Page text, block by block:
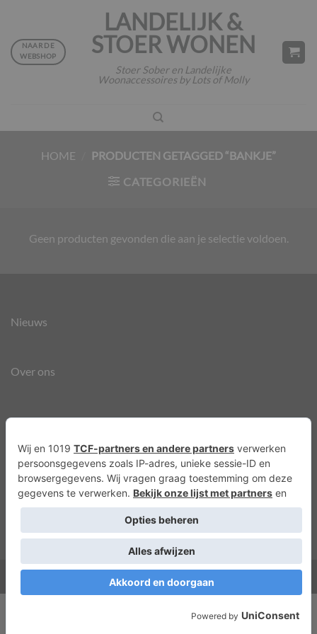
inhoud
LANDELIJK &
STOER WONEN
Stoer Sober en Landelijke
Woonaccessoires by Lots of Molly
NAAR DE
WEBSHOP
HOME
PRODUCTEN GETAGGED “BANKJE”
CATEGORIEËN
Geen producten gevonden die aan je selectie voldoen.
Nieuws
Over ons
Agenda
Privacyverklaring